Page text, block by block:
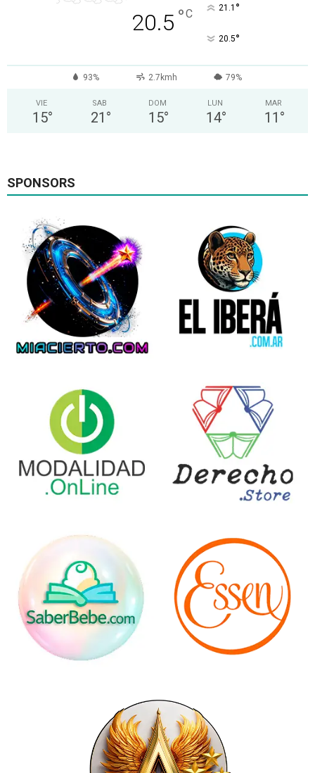
20.5 °C 21.1 °
20.5°
93% 2.7kmh 79%
VIE
15°
SAB
21 °
DOM
15°
LUN
14°
MAR
11 °
SPONSORS